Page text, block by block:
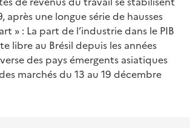
après une longue série de hausses
» : La part de l’industrie dans le PIB
libre au Brésil depuis les années
des pays émergents asiatiques
marchés du 13 au 19 décembre